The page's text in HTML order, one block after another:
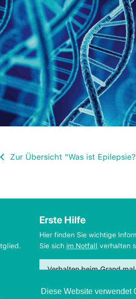
Zur Übersicht "Was ist
Erste Hilfe
Hier finden Sie wichtige
Sie sich im Notfall verhalten
Verhalten beim Grand mal
Diese Website verwendet